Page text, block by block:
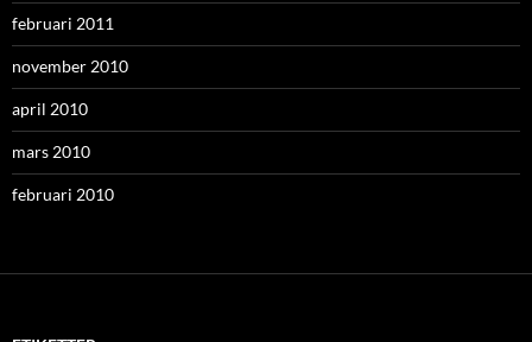
februari 2011
november 2010
april 2010
mars 2010
februari 2010